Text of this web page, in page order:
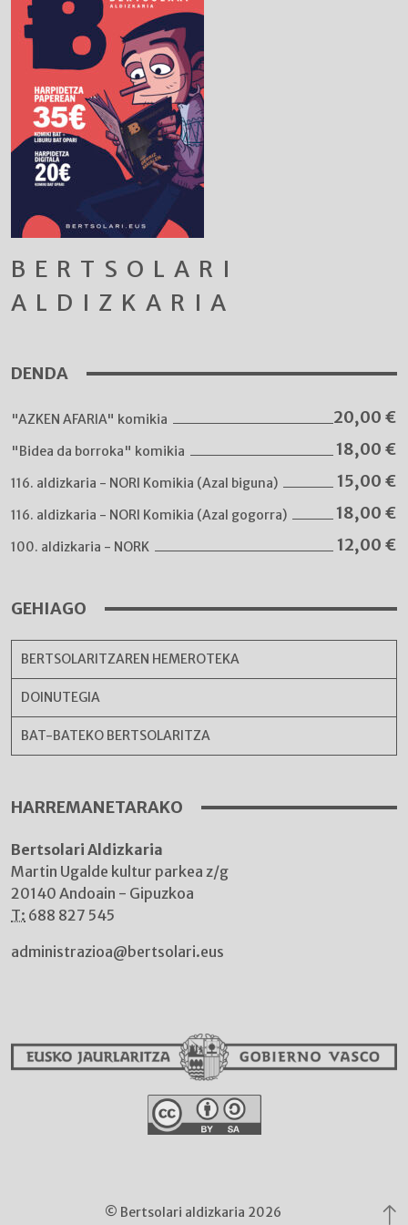
BERTSOLARI
ALDIZKARIA
DENDA
"AZKEN AFARIA" komikia 20,00 €
"Bidea da borroka" komikia 18,00 €
116. aldizkaria - NORI Komikia (Azal biguna) 15,00 €
116. aldizkaria - NORI Komikia (Azal gogorra) 18,00 €
100. aldizkaria - NORK 12,00 €
GEHIAGO
BERTSOLARITZAREN HEMEROTEKA
DOINUTEGIA
BAT-BATEKO BERTSOLARITZA
HARREMANETARAKO
Bertsolari Aldizkaria
Martin Ugalde kultur parkea z/g
20140 Andoain - Gipuzkoa
T: 688 827 545
administrazioa@bertsolari.eus
© Bertsolari aldizkaria 2026